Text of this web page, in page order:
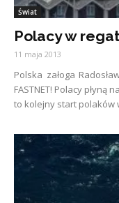
Świat
Polacy w
11 maja 2013
Polska załoga
FASTNET! Polacy płyną
to kolejny start polaków